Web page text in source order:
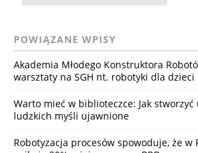
POWIĄZANE WPISY
Akademia Młodego Konstruktora
warsztaty na SGH nt. robotyki dla dzieci
Warto mieć w biblioteczce: Jak stworzyć
ludzkich myśli ujawnione
Robotyzacja procesów spowoduje, że w